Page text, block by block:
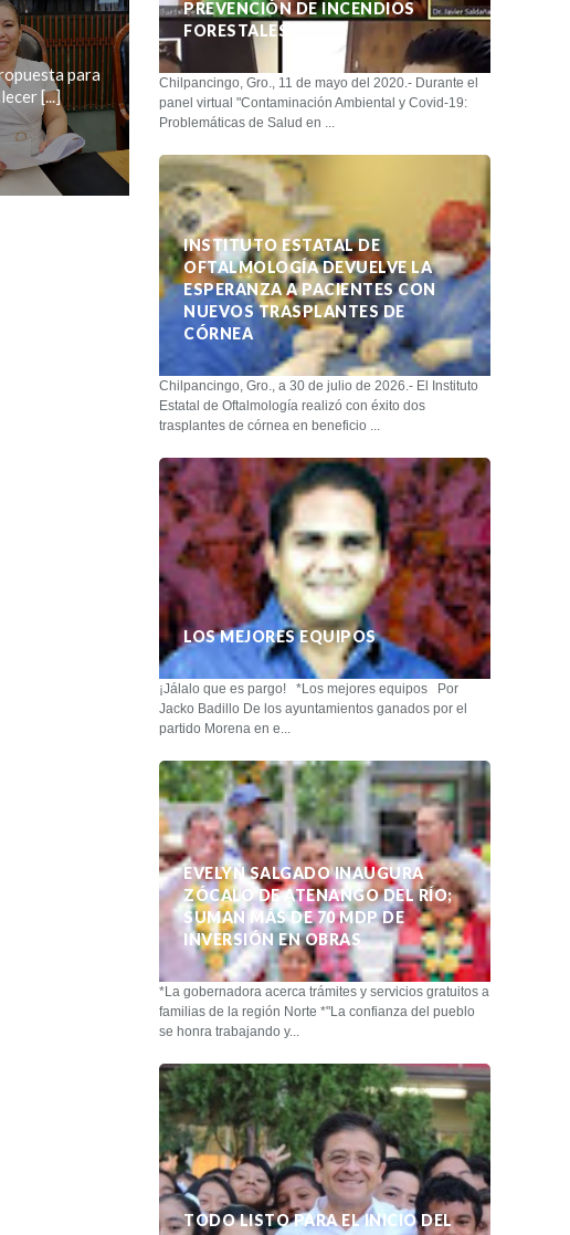
para
[...]
PREVENCIÓN DE INCENDIOS
FORESTALES
Chilpancingo, Gro., 11 de mayo del 2020.- Durante el
panel virtual "Contaminación Ambiental y Covid-19:
Problemáticas de Salud en ...
INSTITUTO ESTATAL DE
OFTALMOLOGÍA DEVUELVE LA
ESPERANZA A PACIENTES CON
NUEVOS TRASPLANTES DE
CÓRNEA
Chilpancingo, Gro., a 30 de julio de 2026.- El Instituto
Estatal de Oftalmología realizó con éxito dos
trasplantes de córnea en beneficio ...
LOS MEJORES EQUIPOS
¡Jálalo que es pargo! *Los mejores equipos Por
Jacko Badillo De los ayuntamientos ganados por el
partido Morena en e...
EVELYN SALGADO INAUGURA
ZÓCALO DE ATENANGO DEL RÍO;
SUMAN MÁS DE 70 MDP DE
INVERSIÓN EN OBRAS
*La gobernadora acerca trámites y servicios gratuitos a
familias de la región Norte *"La confianza del pueblo
se honra trabajando y...
TODO LISTO PARA EL INICIO DEL